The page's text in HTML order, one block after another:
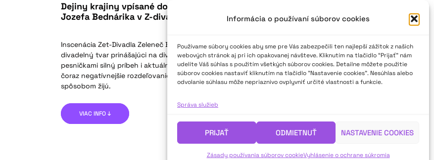
Informácia o používaní súborov cookies
Používame súbory cookies aby sme pre Vás zabezpečili ten najlepší zážitok z našich
webových stránok aj pri ich opakovanej návšteve. Kliknutím na tlačidlo “Prijať” nám
udelíte Váš súhlas s použitím všetkých súborov cookies. Detailne môžete použitie
súborov cookies nastaviť kliknutím na tlačidlo "Nastavenie cookies". Nesúhlas alebo
odvolanie súhlasu môže nepriaznivo ovplyvniť určité vlastnosti a funkcie.
Správa služieb
PRIJAŤ ODMIETNUŤ NASTAVENIE COOKIES
Zásady používania súborov cookieVyhlásenie o ochrane súkromia
Dejiny krajiny vpísané do osudov žien. K 50. výročiu tvorby
Jozefa Bednárika v Z-divadle Zeleneč
Inscenácia Zet-Divadla Zeleneč Bosorky z Marakéša predstavuje kompaktný
divadelný tvar prinášajúci na divácky populárnom formáte drámy spojenej s
pesničkami silný príbeh i aktuálny odkaz – a to v dobe, v ktorej si zvykáme na
čoraz negatívnejšie rozdeľovanie ľudí podľa toho, čo si myslia, alebo akým
spôsobom žijú.
VIAC INFO ↓